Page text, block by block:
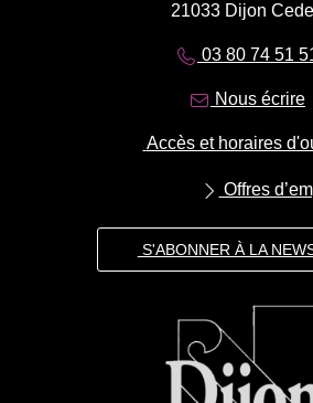
21033 Dijon
03 80 74 51
Nous écrire
Accès et horaires
Offres
S'ABONNER À LA